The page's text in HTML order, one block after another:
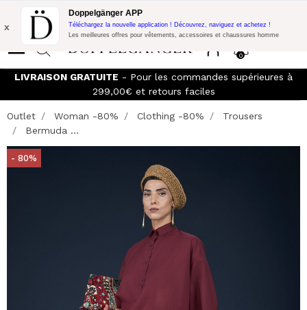
Promo Flash: 10% de réduction supplémentaire sur 300€ d'achat
avec le code:
0
x
Doppelgänger APP
Téléchargez la nouvelle application ! Découvrez, naviguez et achetez !
Les meilleures offres pour vêtements, accessoires et chaussures homme
LIVRAISON GRATUITE - Pour les commandes supérieures à
299,00€ et retours faciles
Outlet Woman -80% Clothing -80%
Trousers
Bermuda ...
- 80%